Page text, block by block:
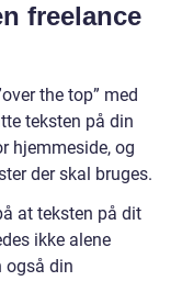
freelance
the top” med
teksten på din
hjemmeside, og
der skal bruges.
at teksten på dit
ikke alene
også din